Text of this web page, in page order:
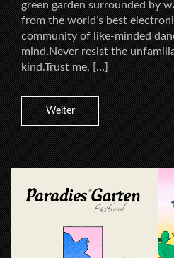
green garden surrounded by
from the world’s best
community of like-minded
mind.Never resist the
kind.Trust me, […]
Weiter